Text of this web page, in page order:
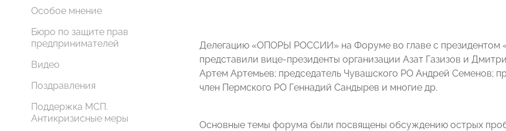
Особое мнение
Бюро по защите прав
предпринимателей
Видео
Поздравления
Поддержка МСП.
Антикризисные меры
Делегацию «ОПОРЫ РОССИИ» на Форуме во главе с
представили вице-президенты организации Азат Газизов и
Артем Артемьев; председатель Чувашского РО Андрей Семенов;
член Пермского РО Геннадий Сандырев и многие др.
Основные темы форума были посвящены обсуждению острых